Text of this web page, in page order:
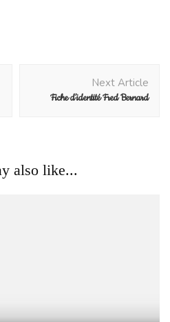
Next Article
Fiche d’identité Fred Bernard
also like...